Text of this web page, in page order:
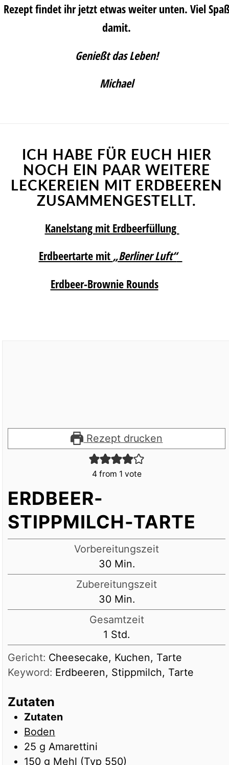
Rezept findet ihr jetzt etwas weiter unten. Viel
damit.
Genießt das Leben!
Michael
ICH HABE FÜR EUCH HIER
NOCH EIN PAAR WEITERE
LECKEREIEN MIT ERDBEEREN
ZUSAMMENGESTELLT.
Kanelstang mit Erdbeerfüllung
Erdbeertarte mit „Berliner Luft“
Erdbeer-Brownie Rounds
Rezept drucken
4from 1 vote
ERDBEER-
STIPPMILCH-TARTE
Vorbereitungszeit
30Minuten
Min.
Zubereitungszeit
30Minuten
Min.
Gesamtzeit
1 Stunde
Std.
Gericht: Cheesecake, Kuchen, Tarte
Keyword: Erdbeeren, Stippmilch, Tarte
Zutaten
Zutaten
Boden
25 g Amarettini
150 g Mehl (Typ 550)